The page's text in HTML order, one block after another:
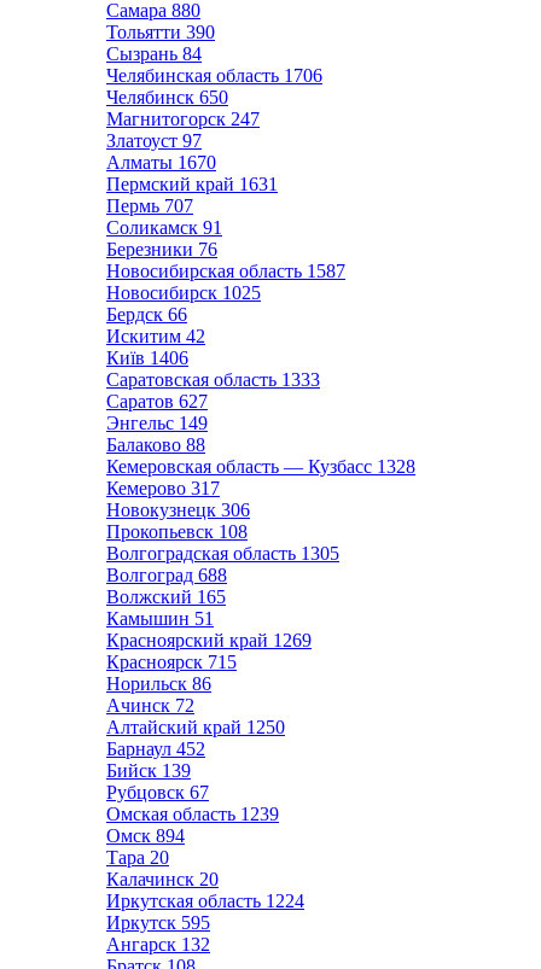
Самара 880
Тольятти 390
Сызрань 84
Челябинская область 1706
Челябинск 650
Магнитогорск 247
Златоуст 97
Алматы 1670
Пермский край 1631
Пермь 707
Соликамск 91
Березники 76
Новосибирская область 1587
Новосибирск 1025
Бердск 66
Искитим 42
Київ 1406
Саратовская область 1333
Саратов 627
Энгельс 149
Балаково 88
Кемеровская область — Кузбасс 1328
Кемерово 317
Новокузнецк 306
Прокопьевск 108
Волгоградская область 1305
Волгоград 688
Волжский 165
Камышин 51
Красноярский край 1269
Красноярск 715
Норильск 86
Ачинск 72
Алтайский край 1250
Барнаул 452
Бийск 139
Рубцовск 67
Омская область 1239
Омск 894
Тара 20
Калачинск 20
Иркутская область 1224
Иркутск 595
Ангарск 132